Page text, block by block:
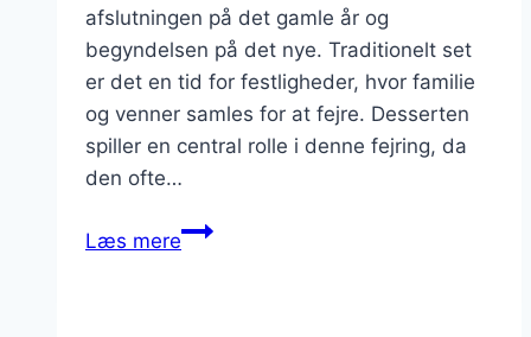
afslutningen på det gamle år og
begyndelsen på det nye. Traditionelt set
er det en tid for festligheder, hvor familie
og venner samles for at fejre. Desserten
spiller en central rolle i denne fejring, da
den ofte…
Læs mereNytårsdessert